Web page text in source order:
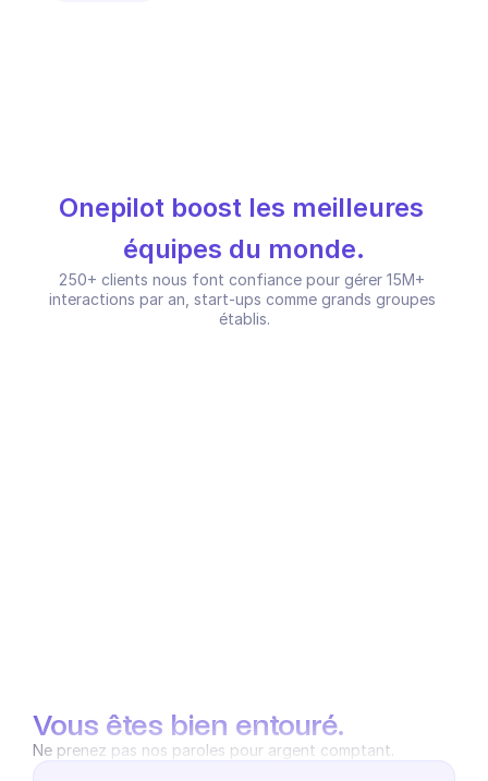
Onepilot boost les meilleures
équipes du monde.
250+ clients nous font confiance pour gérer 15M+
interactions par an, start-ups comme grands groupes
établis.
Vous êtes bien entouré.
Ne prenez pas nos paroles pour argent comptant.